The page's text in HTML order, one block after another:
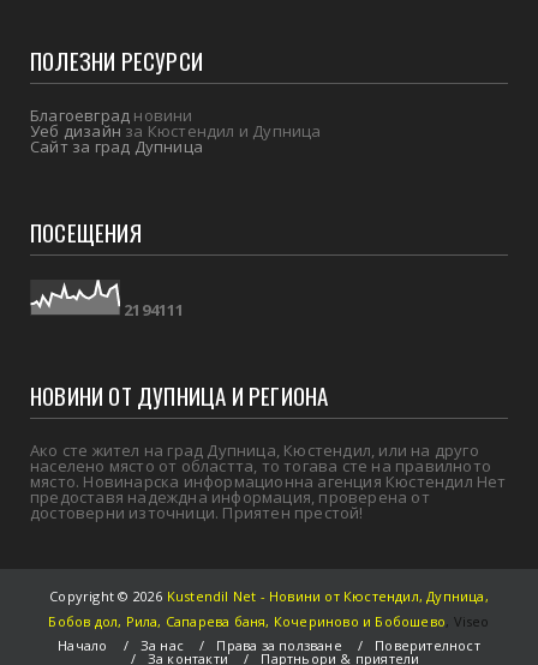
ПОЛЕЗНИ РЕСУРСИ
Благоевград новини
Уеб дизайнза Кюстендил и Дупница
Сайт за град Дупница
ПОСЕЩЕНИЯ
21 94111
НОВИНИ ОТ ДУПНИЦА И РЕГИОНА
Ако сте жител на град Дупница, Кюстендил, или на друго
населено място от областта, то тогава сте на правилното
място. Новинарска информационна агенция Кюстендил Нет
предоставя надеждна информация, проверена от
достоверни източници. Приятен престой!
Copyright © 2026 Kustendil Net - Новини от Кюстендил, Дупница,
Бобов дол, Рила, Сапарева баня, Кочериново и Бобошево, Viseo
Начало
За нас Права за ползване Поверителност
За контакти Партньори & приятели